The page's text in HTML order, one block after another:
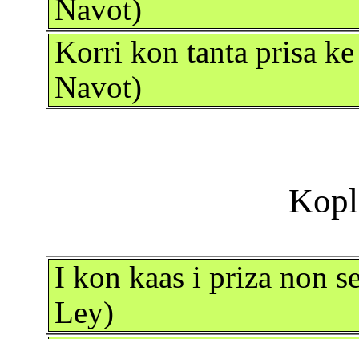
Navot)
Korri kon tanta prisa
Navot)
I kon kaas i priza non
Ley)